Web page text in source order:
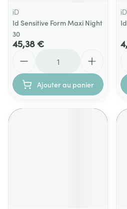
iD
Id Sensitive Form Maxi Night
30
45,38 €
Ajouter au panier
iD